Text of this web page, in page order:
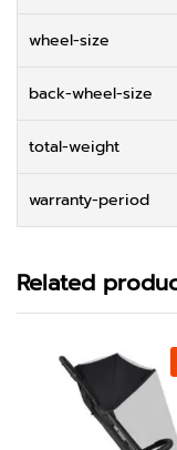
wheel-size
back-wheel-size
total-weight
warranty-period
Related